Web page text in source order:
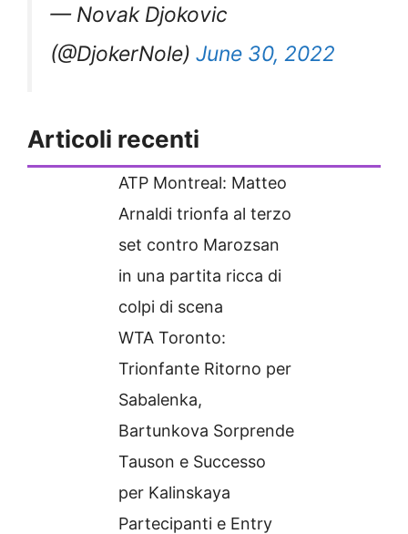
— Novak Djokovic
(@DjokerNole) June 30, 2022
Articoli recenti
ATP Montreal: Matteo
Arnaldi trionfa al terzo
set contro Marozsan
in una partita ricca di
colpi di scena
WTA Toronto:
Trionfante Ritorno per
Sabalenka,
Bartunkova Sorprende
Tauson e Successo
per Kalinskaya
Partecipanti e Entry